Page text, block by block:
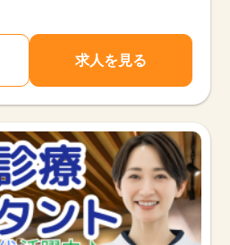
求人を見る